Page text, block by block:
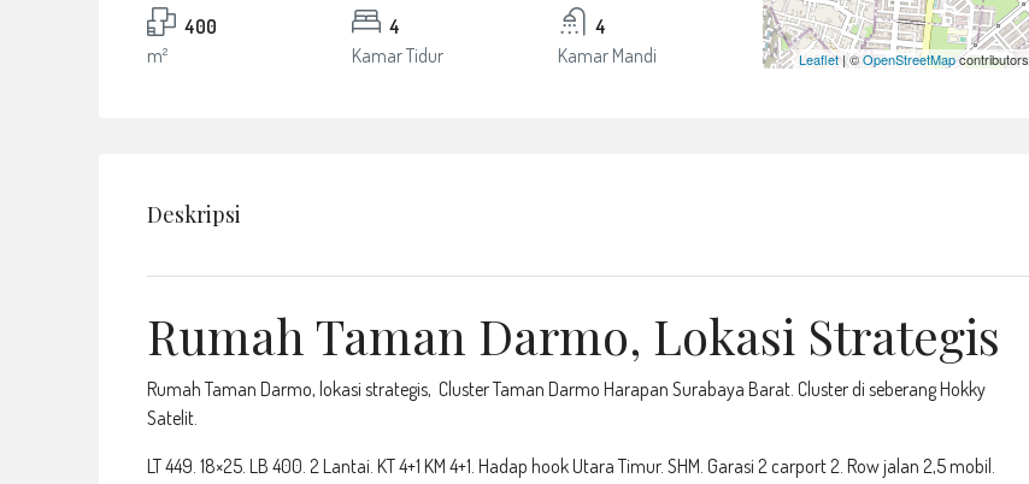
400
m²
4
Kamar Tidur
4
Kamar Mandi
Leaflet| ©OpenStreetMapcontributors
Deskripsi
Rumah Taman Darmo, Lokasi Strategis
Rumah Taman Darmo, lokasi strategis, Cluster Taman Darmo Harapan Surabaya Barat. Cluster di seberang Hokky
Satelit.
LT 449. 18×25. LB 400. 2 Lantai. KT 4+1 KM 4+1. Hadap hook Utara Timur. SHM. Garasi 2 carport 2. Row jalan 2,5 mobil.